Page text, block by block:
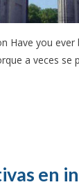
Have you
a veces se
en